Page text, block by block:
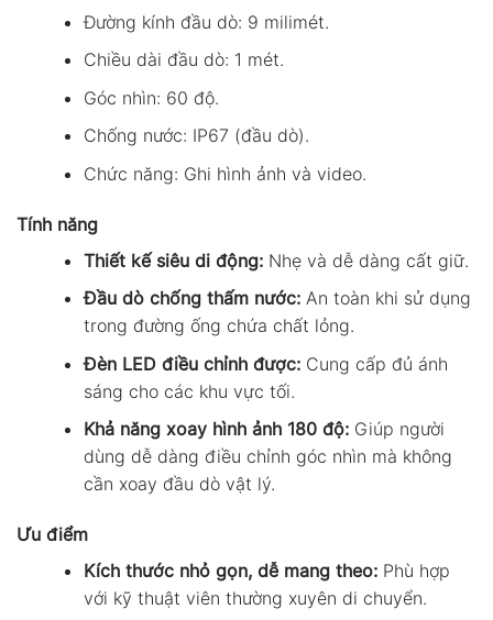
Đường kính đầu dò: 9 milimét.
Chiều dài đầu dò: 1 mét.
Góc nhìn: 60 độ.
Chống nước: IP67 (đầu dò).
Chức năng: Ghi hình ảnh và video.
Tính năng
Thiết kế siêu di động:Nhẹ và dễ dàng cất giữ.
Đầu dò chống thấm nước:An toàn khi sử dụng
trong đường ống chứa chất lỏng.
Đèn LED điều chỉnh được:Cung cấp đủ ánh
sáng cho các khu vực tối.
Khả năng xoay hình ảnh 180 độ:Giúp người
dùng dễ dàng điều chỉnh góc nhìn mà không
cần xoay đầu dò vật lý.
Ưu điểm
Kích thước nhỏ gọn, dễ mang theo:Phù hợp
với kỹ thuật viên thường xuyên di chuyển.